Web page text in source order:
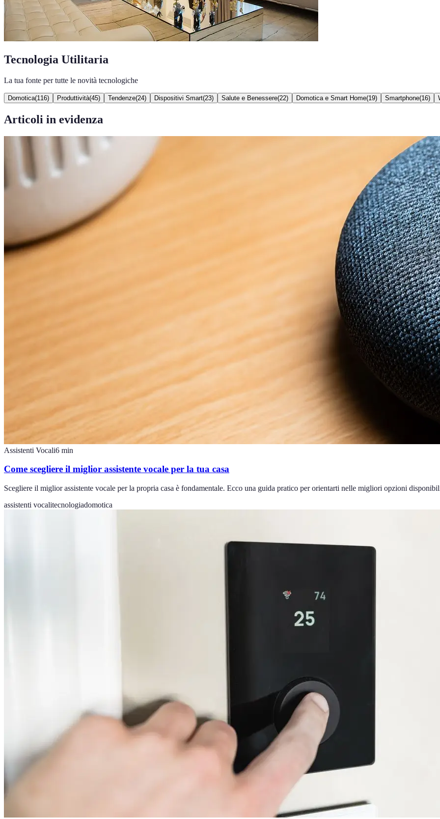
Tecnologia Utilitaria
La tua fonte per tutte le novità tecnologiche
Domotica(116) Produttività(45) Tendenze(24) Dispositivi Smart(23) Salute e Benessere(22) Domotica e Smart Home(19) Smartphone(16)
Articoli in evidenza
Assistenti Vocali6 min
Come scegliere il miglior assistente vocale per la tua casa
Scegliere il miglior assistente vocale per la propria casa è fondamentale. Ecco una guida pratico per orientarti nelle migliori opzioni
assistenti vocalitecnologiadomotica